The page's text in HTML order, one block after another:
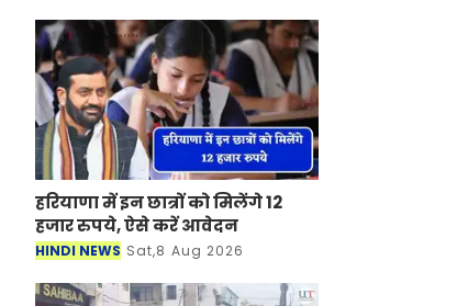
हरियाणा में इन छात्रों को मिलेंगे 12
हजार रुपये, ऐसे करें आवेदन
HINDI NEWS Sat,8 Aug 2026